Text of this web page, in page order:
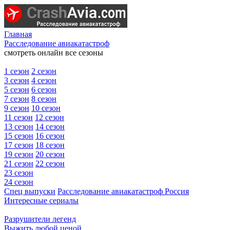
Главная
Расследование авиакатастроф
смотреть онлайн все сезоны
1 сезон 2 сезон
3 сезон 4 сезон
5 сезон 6 сезон
7 сезон 8 сезон
9 сезон 10 сезон
11 сезон 12 сезон
13 сезон 14 сезон
15 сезон 16 сезон
17 сезон 18 сезон
19 сезон 20 сезон
21 сезон 22 сезон
23 сезон
24 сезон
Спец выпуски Расследование авиакатастроф Россия
Интересные сериалы
Разрушители легенд
Выжить любой ценой